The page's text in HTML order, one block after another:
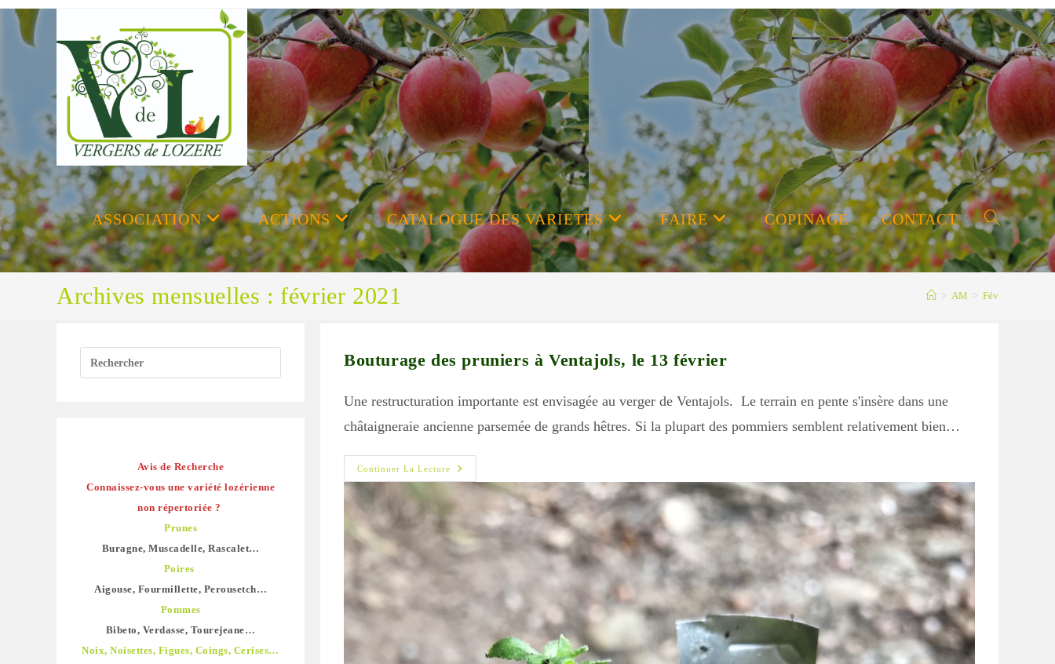
Skip
content
ASSOCIATION ACTIONS CATALOGUE DES VARIETES FAIRE COPINAGE CONTACT Toggle
Archives mensuelles : février 2021 > AM > Fév
Bouturage des pruniers à Ventajols, le 13 février
Une restructuration importante est envisagée au verger de Ventajols. Le terrain en pente s'insère dans une
châtaigneraie ancienne parsemée de grands hêtres. Si la plupart des pommiers semblent relativement bien…
Continuer La Lecture
Bouturage
Des
Pruniers
À
Ventajols,
Février
Avis de Recherche
Connaissez-vous une variété lozérienne
non répertoriée ?
Prunes
Buragne, Muscadelle, Rascalet…
Poires
Aigouse, Fourmillette, Perousetch…
Pommes
Bibeto, Verdasse, Tourejeane…
Noix, Noisettes, Figues, Coings, Cerises…